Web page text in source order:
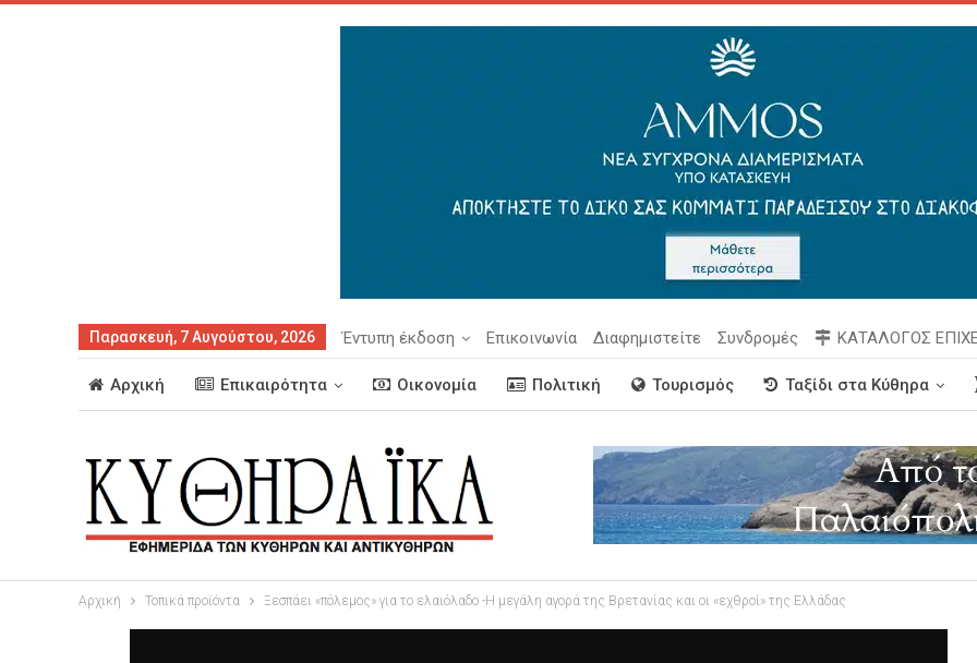
Παρασκευή, 7 Αυγούστου, 2026 Έντυπη έκδοση Επικοινωνία Διαφημιστείτε Συνδρομές ΚΑΤΑΛΟΓΟΣ
Αρχική Επικαιρότητα Οικονομία Πολιτική Τουρισμός Ταξίδι στα Κύθηρα
Αρχική Τοπικά προϊόντα Ξεσπάει «πόλεμος» για το ελαιόλαδο -Η μεγάλη αγορά της Βρετανίας και οι «εχθροί» της Ελλάδας